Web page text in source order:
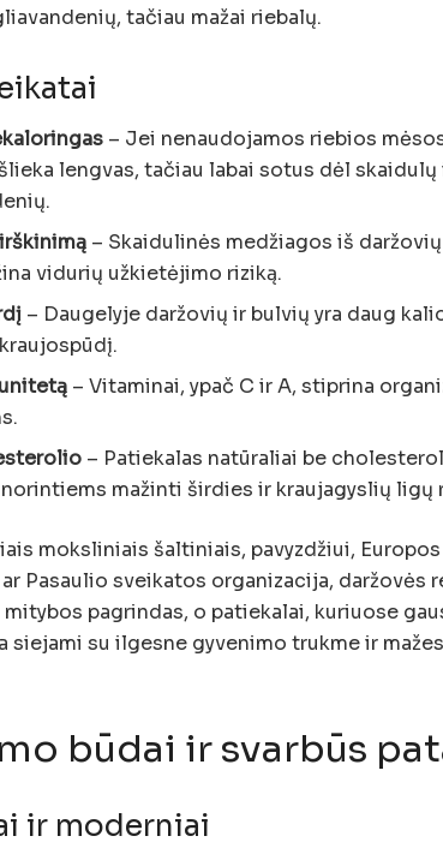
tačiau mažai riebalų.
– Jei nenaudojamos riebios
lengvas, tačiau labai sotus dėl
– Skaidulinės medžiagos iš
vidurių užkietėjimo riziką.
– Daugelyje daržovių ir bulvių yra daug
– Vitaminai, ypač C ir A, stiprina
– Patiekalas natūraliai be
mažinti širdies ir kraujagyslių ligų
moksliniais šaltiniais, pavyzdžiui,
ar Pasaulio sveikatos organizacija, daržovės
pagrindas, o patiekalai, kuriuose
siejami su ilgesne gyvenimo trukme ir
būdai ir svarbūs
ir moderniai